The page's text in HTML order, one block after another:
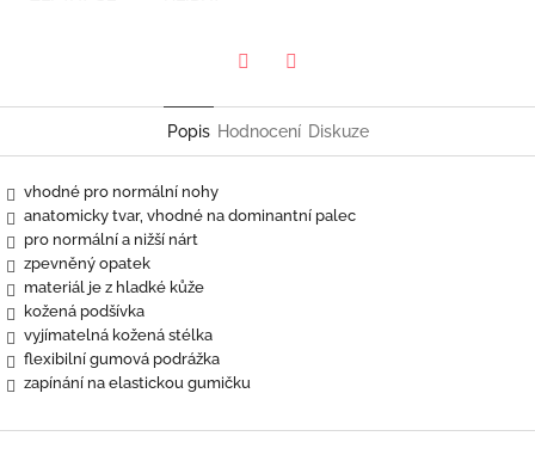
Popis Hodnocení Diskuze
vhodné pro normální nohy
anatomicky tvar, vhodné na dominantní palec
pro normální a nižší nárt
zpevněný opatek
materiál je z hladké kůže
kožená podšívka
vyjímatelná kožená stélka
flexibilní gumová podrážka
zapínání na elastickou gumičku